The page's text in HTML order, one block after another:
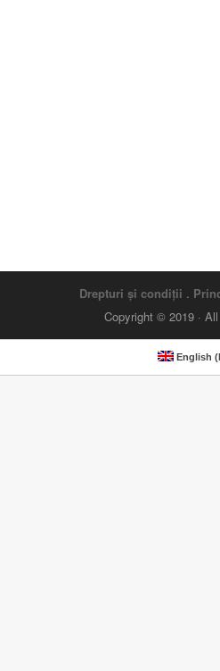
Drepturi și condiții .
Copyright © 2019 ·
English (